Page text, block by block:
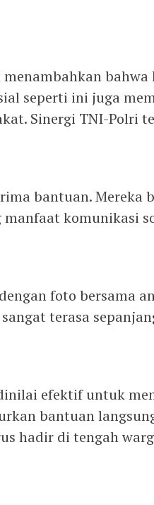
menambahkan
seperti ini juga
Sinergi TNI-Polri
bantuan. Mereka
komunikasi
foto bersama
terasa
efektif untuk
bantuan
hadir di tengah